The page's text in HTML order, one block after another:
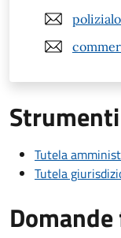
Tutela
Tutela